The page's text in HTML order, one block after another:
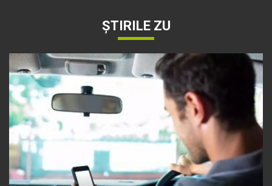
ȘTIRILE ZU